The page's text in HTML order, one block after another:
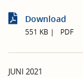
Download
551 KB PDF
JUNI 2021